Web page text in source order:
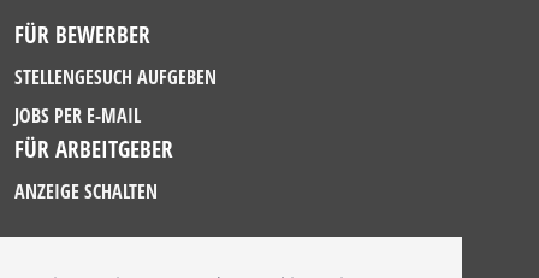
FÜR BEWERBER
STELLENGESUCH AUFGEBEN
JOBS PER E-MAIL
FÜR ARBEITGEBER
ANZEIGE SCHALTEN